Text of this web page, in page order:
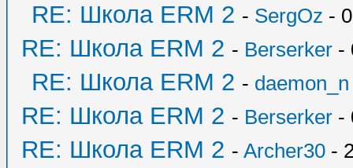
RE: Школа ERM 2 - SergOz -
RE: Школа ERM 2 - Berserker -
RE: Школа ERM 2 - daemon_n
RE: Школа ERM 2 - Berserker -
RE: Школа ERM 2 - Archer30 -